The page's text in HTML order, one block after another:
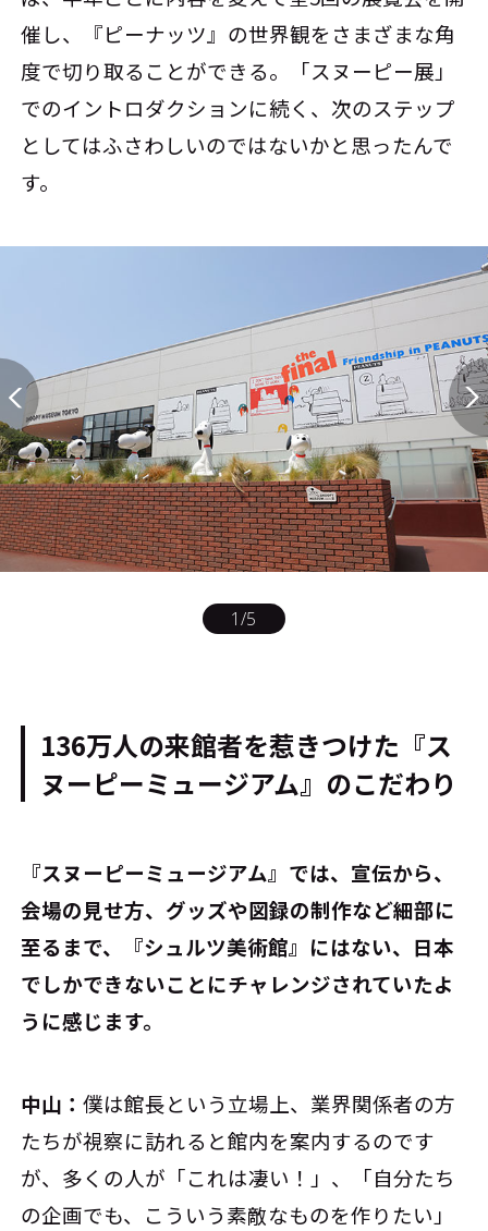
催し、『ピーナッツ』の世界観をさまざまな角
度で切り取ることができる。「スヌーピー展」
でのイントロダクションに続く、次のステップ
としてはふさわしいのではないかと思ったんで
す。
1/5
136万人の来館者を惹きつけた『ス
ヌーピーミュージアム』のこだわり
――『スヌーピーミュージアム』では、宣伝から、
会場の見せ方、グッズや図録の制作など細部に
至るまで、『シュルツ美術館』にはない、日本
でしかできないことにチャレンジされていたよ
うに感じます。
中山：僕は館長という立場上、業界関係者の方
たちが視察に訪れると館内を案内するのです
が、多くの人が「これは凄い！」、「自分たち
の企画でも、こういう素敵なものを作りたい」